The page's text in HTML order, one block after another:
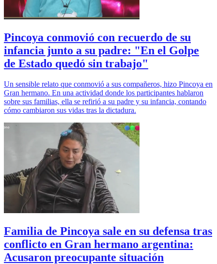
Pincoya conmovió con recuerdo de su
infancia junto a su padre: "En el Golpe
de Estado quedó sin trabajo"
Un sensible relato que conmovió a sus compañeros, hizo Pincoya en
Gran hermano. En una actividad donde los participantes hablaron
sobre sus familias, ella se refirió a su padre y su infancia, contando
cómo cambiaron sus vidas tras la dictadura.
Familia de Pincoya sale en su defensa tras
conflicto en Gran hermano argentina:
Acusaron preocupante situación